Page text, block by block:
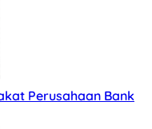
Perusahaan Bank